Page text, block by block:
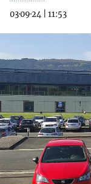
03·09·24
11:53